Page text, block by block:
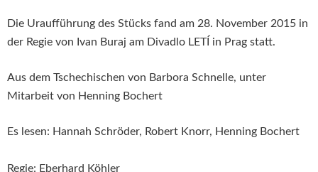
Die Uraufführung des Stücks fand am 28. November 2015 in
der Regie von Ivan Buraj am Divadlo LETÍ in Prag statt.
Aus dem Tschechischen von Barbora Schnelle, unter
Mitarbeit von Henning Bochert
Es lesen: Hannah Schröder, Robert Knorr, Henning Bochert
Regie: Eberhard Köhler